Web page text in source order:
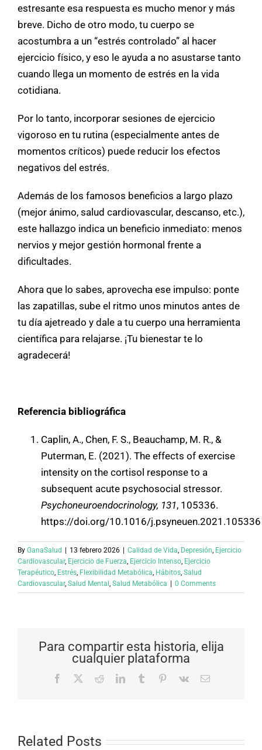
estresante esa respuesta es mucho menor y más
breve. Dicho de otro modo, tu cuerpo se
acostumbra a un “estrés controlado” al hacer
ejercicio físico, y eso le ayuda a no asustarse tanto
cuando llega un momento de estrés en la vida
cotidiana.
Por lo tanto, incorporar sesiones de ejercicio
vigoroso en tu rutina (especialmente antes de
momentos críticos) puede reducir los efectos
negativos del estrés.
Además de los famosos beneficios a largo plazo
(mejor ánimo, salud cardiovascular, descanso, etc.),
este hallazgo indica un beneficio inmediato: menos
nervios y mejor gestión hormonal frente a
dificultades.
Ahora que lo sabes, aprovecha ese impulso: ponte
las zapatillas, sube el ritmo unos minutos antes de
tu día ajetreado y dale a tu cuerpo una herramienta
científica para relajarse. ¡Tu bienestar te lo
agradecerá!
Referencia bibliográfica
Caplin, A., Chen, F. S., Beauchamp, M. R., &
Puterman, E. (2021). The effects of exercise
intensity on the cortisol response to a
subsequent acute psychosocial stressor.
Psychoneuroendocrinology, 131, 105336.
https://doi.org/10.1016/j.psyneuen.2021.105336
By GanaSalud | 13 febrero 2026 | Calidad de Vida Depresión Ejercicio
Cardiovascular, Ejercicio de Fuerza Ejercicio Intenso Ejercicio
Terapéutico Estrés Flexibilidad Metabólica Hábitos Salud
Cardiovascular, Salud Mental Salud Metabólica | 0 Comments
Para compartir esta historia, elija
cualquier plataforma
Facebook RedditLinkedInTumblr Pinterest
Vk Email
Related Posts